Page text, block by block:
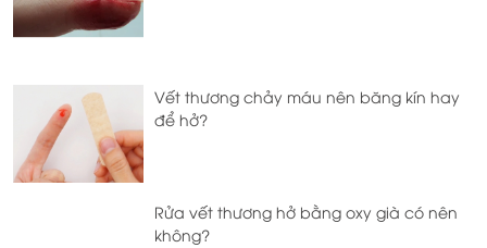
Vết thương chảy máu nên băng kín hay
để hở?
Rửa vết thương hở bằng oxy già có nên
không?